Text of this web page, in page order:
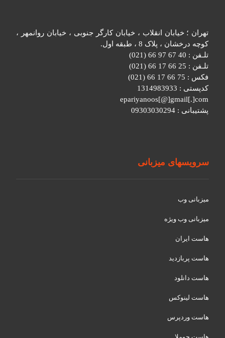
تهران ؛ خیابان انقلاب ، خیابان کارگر جنوبی ، خیابان روانمهر ،
کوچه درخشان ، پلاک 8 ، طبقه اول.
تلـفن : 40 67 97 66 (021)
تلـفن : 25 66 17 66 (021)
فکس : 75 66 17 66 (021)
کدپستی : 1314983933
epariyanoos[@]gmail[.]com
پشتیبانی : 09303030294
سرویسهای میزبانی
میزبانی وب
میزبانی وب ویژه
هاست ایران
هاست پربازدید
هاست دانلود
هاست لینوکس
هاست وردپرس